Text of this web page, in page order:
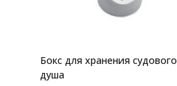
Бокс для хранения судового
душа